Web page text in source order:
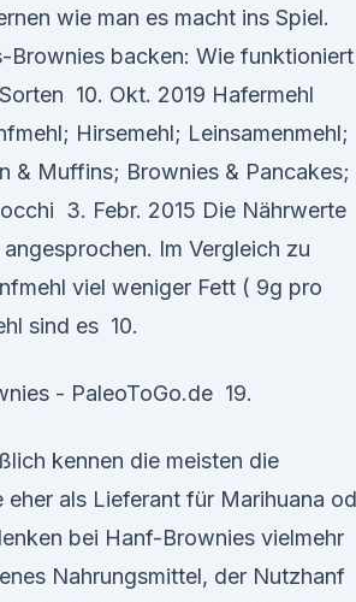
wie man es macht ins Spiel.
Brownies backen: Wie funktioniert
10. Okt. 2019 Hafermehl
Hirsemehl; Leinsamenmehl;
& Muffins; Brownies & Pancakes;
3. Febr. 2015 Die Nährwerte
Im Vergleich zu
viel weniger Fett ( 9g pro
sind es 10.
- PaleoToGo.de 19.
kennen die meisten die
eher als Lieferant für Marihuana
bei Hanf-Brownies vielmehr
Nahrungsmittel, der Nutzhanf